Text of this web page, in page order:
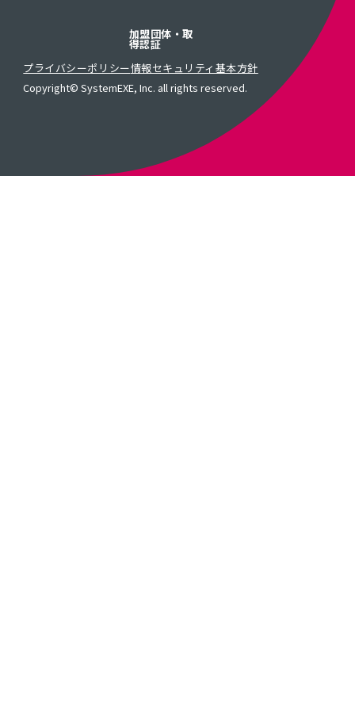
加盟団体・取
得認証
プライバシーポリシー情報セキュリティ基本方針
Copyright© SystemEXE, Inc. all rights reserved.